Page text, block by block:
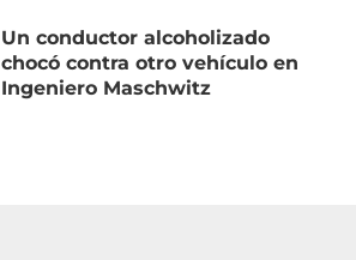
Un conductor alcoholizado
chocó contra otro vehículo en
Ingeniero Maschwitz